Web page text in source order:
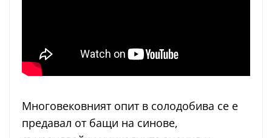
Многовековният опит в солодобива се е
предавал от бащи на синове,